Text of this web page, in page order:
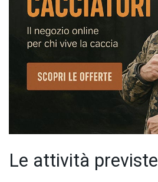
Le attività previste